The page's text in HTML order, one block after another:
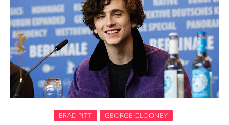
BRAD PITT GEORGE CLOONEY